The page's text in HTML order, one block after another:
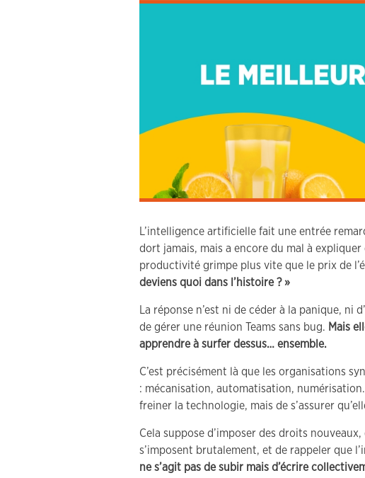
L’intelligence artificielle fait une entrée
dort jamais, mais a encore du mal à
productivité grimpe plus vite que le prix de
deviens quoi dans l’histoire ? »
La réponse n’est ni de céder à la panique, ni
de gérer une réunion Teams sans bug. Mais
apprendre à surfer dessus… ensemble.
C’est précisément là que les organisations
: mécanisation, automatisation,
freiner la technologie, mais de s’assurer
Cela suppose d’imposer des droits
s’imposent brutalement, et de rappeler que
ne s’agit pas de subir mais d’écrire